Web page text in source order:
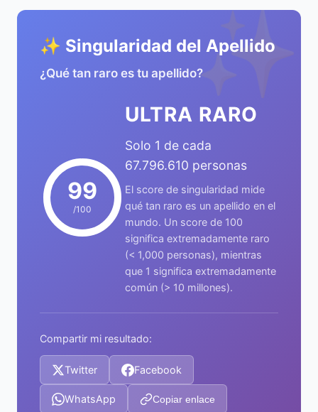
✨
✨ Singularidad del Apellido
¿Qué tan raro es tu apellido?
99
/100
ULTRA RARO
Solo 1 de cada
67.796.610 personas
El score de singularidad mide
qué tan raro es un apellido en el
mundo. Un score de 100
significa extremadamente raro
(< 1,000 personas), mientras
que 1 significa extremadamente
común (> 10 millones).
Compartir mi resultado:
Twitter Facebook
WhatsApp Copiar enlace